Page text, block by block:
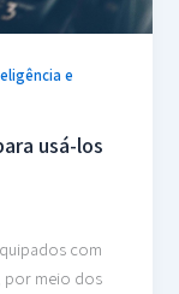
e
usá-los
com
por meio dos